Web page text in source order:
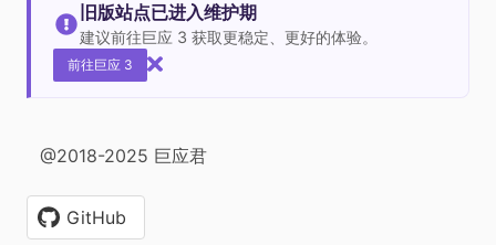
旧版站点已进入维护期
建议前往巨应 3 获取更稳定、更好的体验。
前往巨应 3
@2018-2025 巨应君
GitHub